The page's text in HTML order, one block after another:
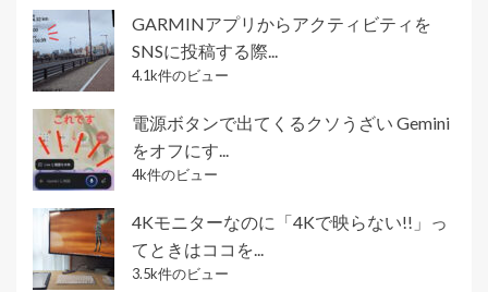
GARMINアプリからアクティビティを
SNSに投稿する際...
4.1k件のビュー
電源ボタンで出てくるクソうざい Gemini
をオフにす...
4k件のビュー
4Kモニターなのに「4Kで映らない!!」っ
てときはココを...
3.5k件のビュー